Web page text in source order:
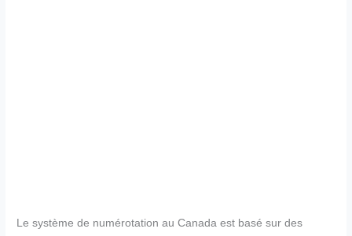
Le système de numérotation au Canada est basé sur des